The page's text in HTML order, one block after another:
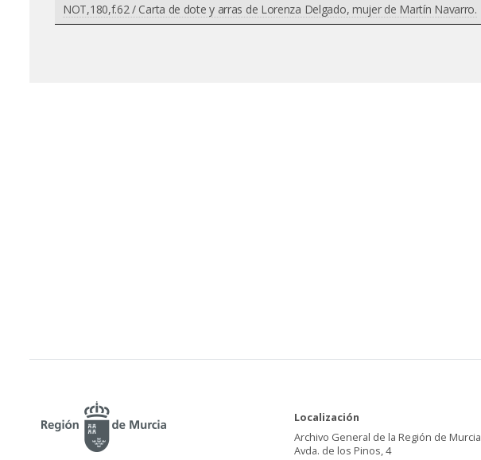
NOT,180,f.62 / Carta de dote y arras de Lorenza Delgado, mujer de Martín Navarro.
Localización
Archivo General de la Región de Murcia
Avda. de los Pinos, 4